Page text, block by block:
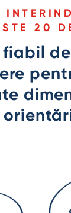
20
fiabil